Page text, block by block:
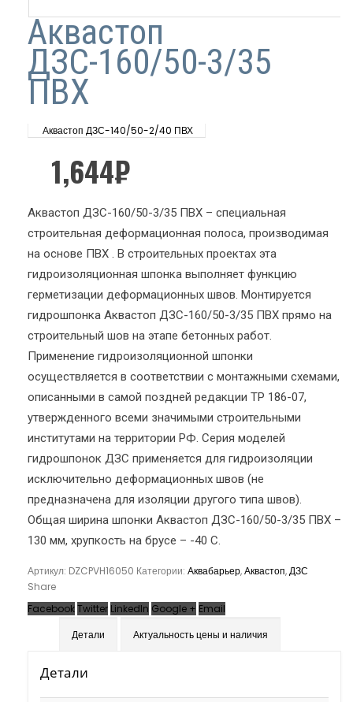
Аквастоп
ДЗС-160/50-3/35
ПВХ
Аквастоп ДЗС-140/50-2/40 ПВХ
1,644₽
Аквастоп ДЗС-160/50-3/35 ПВХ – специальная
строительная деформационная полоса, производимая
на основе ПВХ . В строительных проектах эта
гидроизоляционная шпонка выполняет функцию
герметизации деформационных швов. Монтируется
гидрошпонка Аквастоп ДЗС-160/50-3/35 ПВХ прямо на
строительный шов на этапе бетонных работ.
Применение гидроизоляционной шпонки
осуществляется в соответствии с монтажными схемами,
описанными в самой поздней редакции ТР 186-07,
утвержденного всеми значимыми строительными
институтами на территории РФ. Серия моделей
гидрошпонок ДЗС применяется для гидроизоляции
исключительно деформационных швов (не
предназначена для изоляции другого типа швов).
Общая ширина шпонки Аквастоп ДЗС-160/50-3/35 ПВХ –
130 мм, хрупкость на брусе – -40 С.
Артикул: DZCPVH16050 Категории: Аквабарьер,Аквастоп,ДЗС
Share
FacebookTwitter LinkedIn Google + Email
Детали
Актуальность цены и наличия
Детали